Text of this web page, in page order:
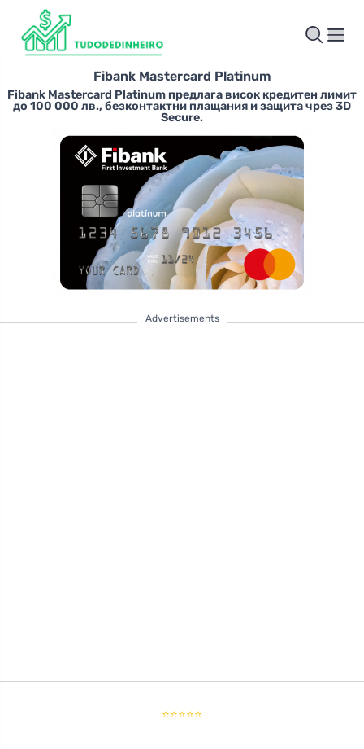
Fibank Mastercard Platinum
Fibank Mastercard Platinum предлага висок кредитен лимит
до 100 000 лв., безконтактни плащания и защита чрез 3D
Secure.
Advertisements
⭐⭐⭐⭐⭐